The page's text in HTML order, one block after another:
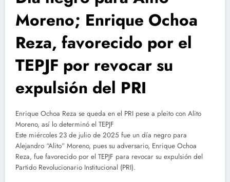
Moreno; Enrique Ochoa
Reza, favorecido por el
TEPJF por revocar su
expulsión del PRI
Enrique Ochoa Reza se queda en el PRI pese a pleito con Alito
Moreno, así lo determinó el TEPJF
Este miércoles 23 de julio de 2025 fue un día negro para
Alejandro “Alito” Moreno, pues su adversario, Enrique Ochoa
Reza, fue favorecido por el TEPJF para revocar su expulsión del
Partido Revolucionario Institucional (PRI).